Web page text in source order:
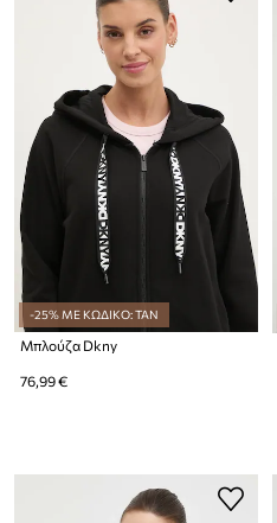
-25% ΜΕ ΚΩΔΙΚΟ: TAN
Μπλούζα Dkny
76,99 €